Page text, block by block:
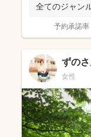
全てのジャン
予約承諾率
ずの
女性